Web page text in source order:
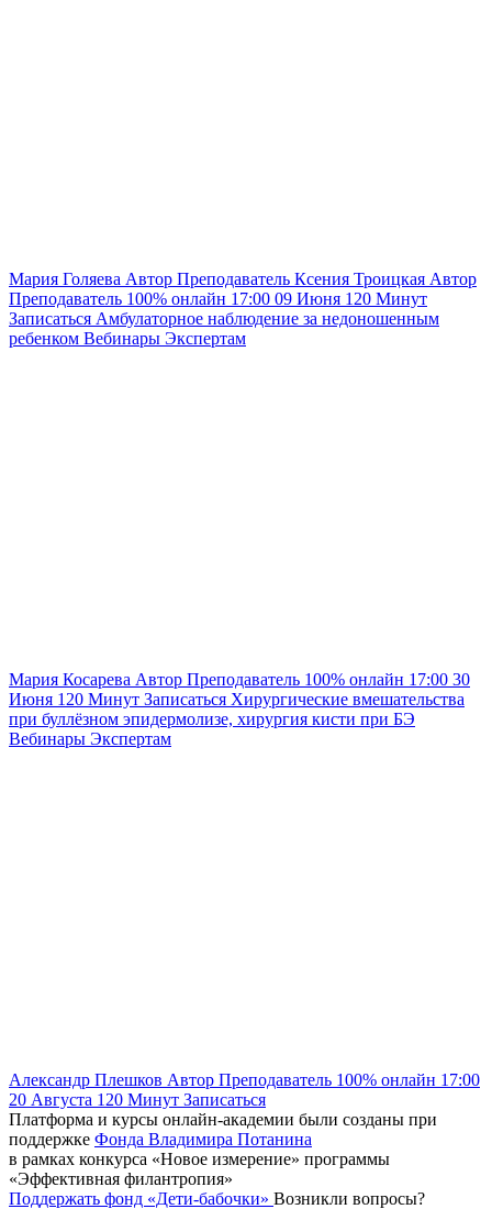
Мария Голяева Автор Преподаватель Ксения Троицкая Автор
Преподаватель 100% онлайн 17:00 09 Июня 120 Минут
Записаться Амбулаторное наблюдение за недоношенным
ребенком Вебинары Экспертам
Мария Косарева Автор Преподаватель 100% онлайн 17:00 30
Июня 120 Минут Записаться Хирургические вмешательства
при буллёзном эпидермолизе, хирургия кисти при БЭ
Вебинары Экспертам
Александр Плешков Автор Преподаватель 100% онлайн 17:00
20 Августа 120 Минут Записаться
Платформа и курсы онлайн-академии были созданы при
поддержке Фонда Владимира Потанина
в рамках конкурса «Новое измерение» программы
«Эффективная филантропия»
Поддержать фонд «Дети-бабочки» Возникли вопросы?